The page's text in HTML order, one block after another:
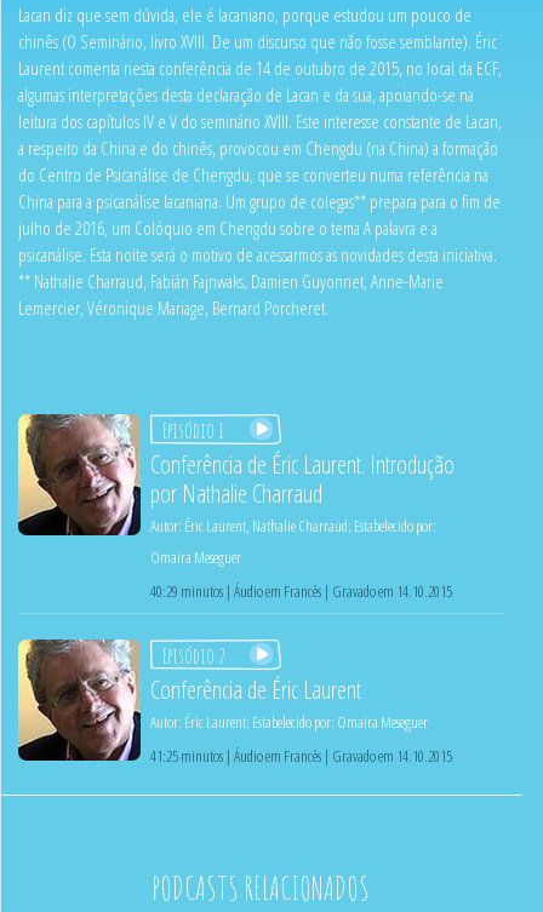
Lacan diz que sem dúvida, ele é lacaniano, porque estudou um pouco de
chinês (O Seminário, livro XVIII. De um discurso que não fosse semblante). Éric
Laurent comenta nesta conferência de 14 de outubro de 2015, no local da ECF,
algumas interpretações desta declaração de Lacan e da sua, apoiando-se na
leitura dos capítulos IV e V do seminário XVIII. Este interesse constante de Lacan,
a respeito da China e do chinês, provocou em Chengdu (na China) a formação
do Centro de Psicanálise de Chengdu, que se converteu numa referência na
China para a psicanálise lacaniana. Um grupo de colegas** prepara para o fim de
julho de 2016, um Colóquio em Chengdu sobre o tema A palavra e a
psicanálise. Esta noite será o motivo de acessarmos as novidades desta iniciativa.
** Nathalie Charraud, Fabián Fajnwaks, Damien Guyonnet, Anne-Marie
Lemercier, Véronique Mariage, Bernard Porcheret.
Episódio 1
Conferência de Éric Laurent. Introdução
por Nathalie Charraud
Autor: Éric Laurent, Nathalie Charraud; Estabelecido por:
Omaïra Meseguer
40:29 minutos | Áudio em Francês | Gravado em 14.10.2015
Episódio 2
Conferência de Éric Laurent
Autor: Éric Laurent; Estabelecido por: Omaïra Meseguer
41:25 minutos | Áudio em Francês | Gravado em 14.10.2015
PODCASTS RELACIONADOS